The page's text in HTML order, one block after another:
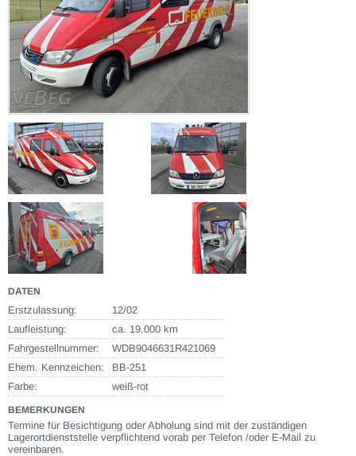
DATEN
Erstzulassung:
12/02
Laufleistung:
ca. 19.000 km
Fahrgestellnummer:
WDB9046631R421069
Ehem. Kennzeichen:
BB-251
Farbe:
weiß-rot
BEMERKUNGEN
Termine für Besichtigung oder Abholung sind mit der zuständigen
Lagerortdienststelle verpflichtend vorab per Telefon /oder E-Mail zu
vereinbaren.